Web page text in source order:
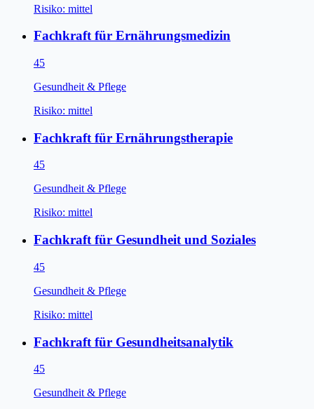
Risiko: mittel
Fachkraft für Ernährungsmedizin
45
Gesundheit & Pflege
Risiko: mittel
Fachkraft für Ernährungstherapie
45
Gesundheit & Pflege
Risiko: mittel
Fachkraft für Gesundheit und Soziales
45
Gesundheit & Pflege
Risiko: mittel
Fachkraft für Gesundheitsanalytik
45
Gesundheit & Pflege